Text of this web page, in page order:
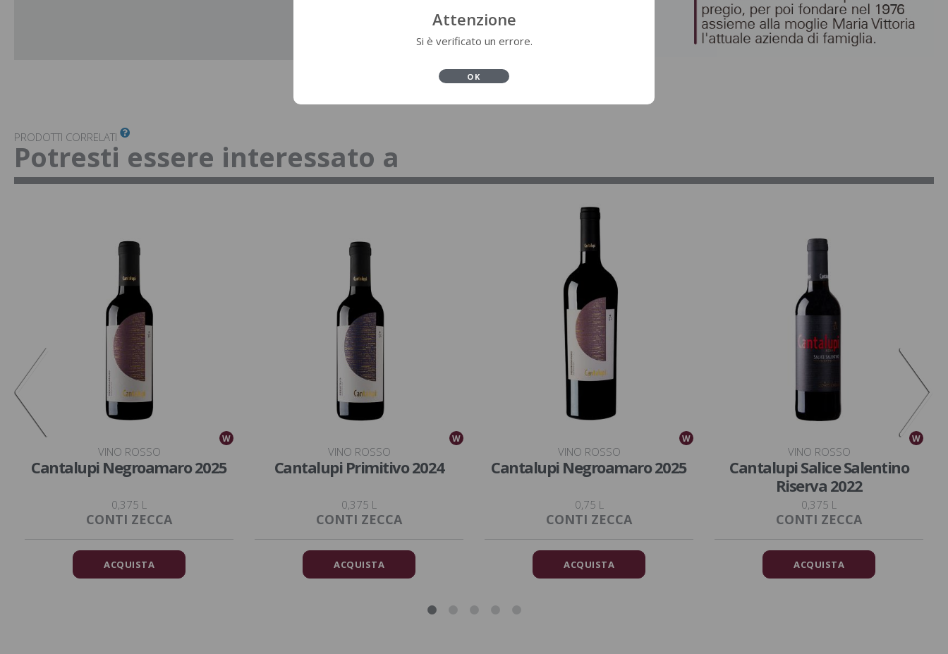
PRODOTTI CORRELATI
Potresti essere interessato a
W
VINO ROSSO
Cantalupi Negroamaro 2025
0,375 L
CONTI ZECCA
ACQUISTA
W
VINO ROSSO
Cantalupi Primitivo 2024
0,375 L
CONTI ZECCA
ACQUISTA
W
VINO ROSSO
Cantalupi Negroamaro 2025
0,75 L
CONTI ZECCA
ACQUISTA
W
VINO ROSSO
Cantalupi Salice Salentino
Riserva 2022
0,375 L
CONTI ZECCA
ACQUISTA
Attenzione
Si è verificato un errore.
OK